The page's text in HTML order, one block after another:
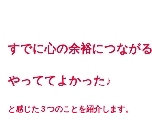
すでに心の余裕につながる
やっててよかった♪
と感じた３つのことを紹介します。